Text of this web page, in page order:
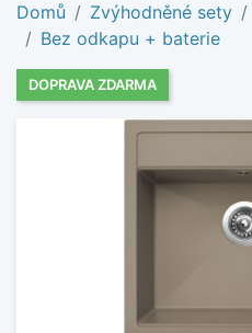
Domů Zvýhodněné sety
Bez odkapu + baterie
DOPRAVA ZDARMA